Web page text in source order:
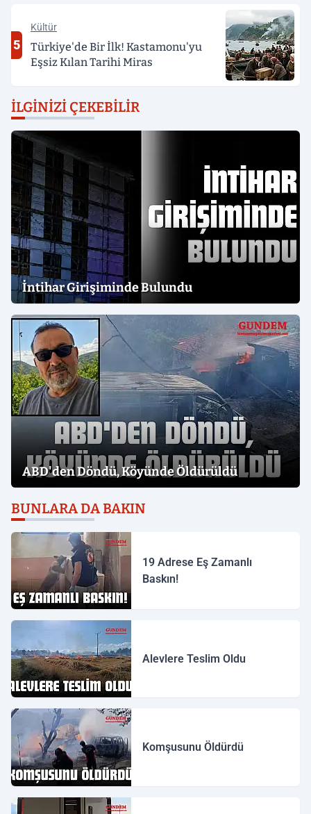
5
Kültür
Türkiye'de Bir İlk! Kastamonu'yu
Eşsiz Kılan Tarihi Miras
İLGINIZI ÇEKEBILIR
İntihar Girişiminde Bulundu
ABD'den Döndü, Köyünde Öldürüldü
BUNLARA DA BAKIN
19 Adrese Eş Zamanlı
Baskın!
Alevlere Teslim Oldu
Komşusunu Öldürdü